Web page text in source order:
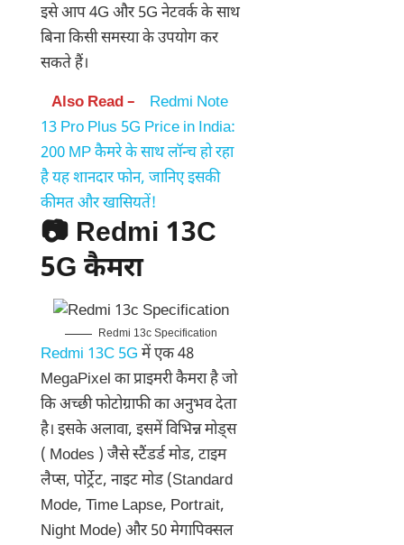
इसे आप 4G और 5G नेटवर्क के साथ
बिना किसी समस्या के उपयोग कर
सकते हैं।
Also Read –
Redmi Note
13 Pro Plus 5G Price in India:
200 MP कैमरे के साथ लॉन्च हो रहा
है यह शानदार फोन, जानिए इसकी
कीमत और खासियतें!
📷 Redmi 13C
5G कैमरा
Redmi 13c Specification
Redmi 13C 5G में एक 48
MegaPixel का प्राइमरी कैमरा है जो
कि अच्छी फोटोग्राफी का अनुभव देता
है। इसके अलावा, इसमें विभिन्न मोड्स
( Modes ) जैसे स्टैंडर्ड मोड, टाइम
लैप्स, पोर्ट्रेट, नाइट मोड (Standard
Mode, Time Lapse, Portrait,
Night Mode) और 50 मेगापिक्सल